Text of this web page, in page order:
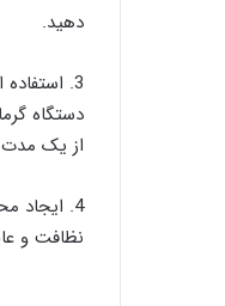
دهید.
3.
دستگاه
از یک
4. ایجاد
نظافت و